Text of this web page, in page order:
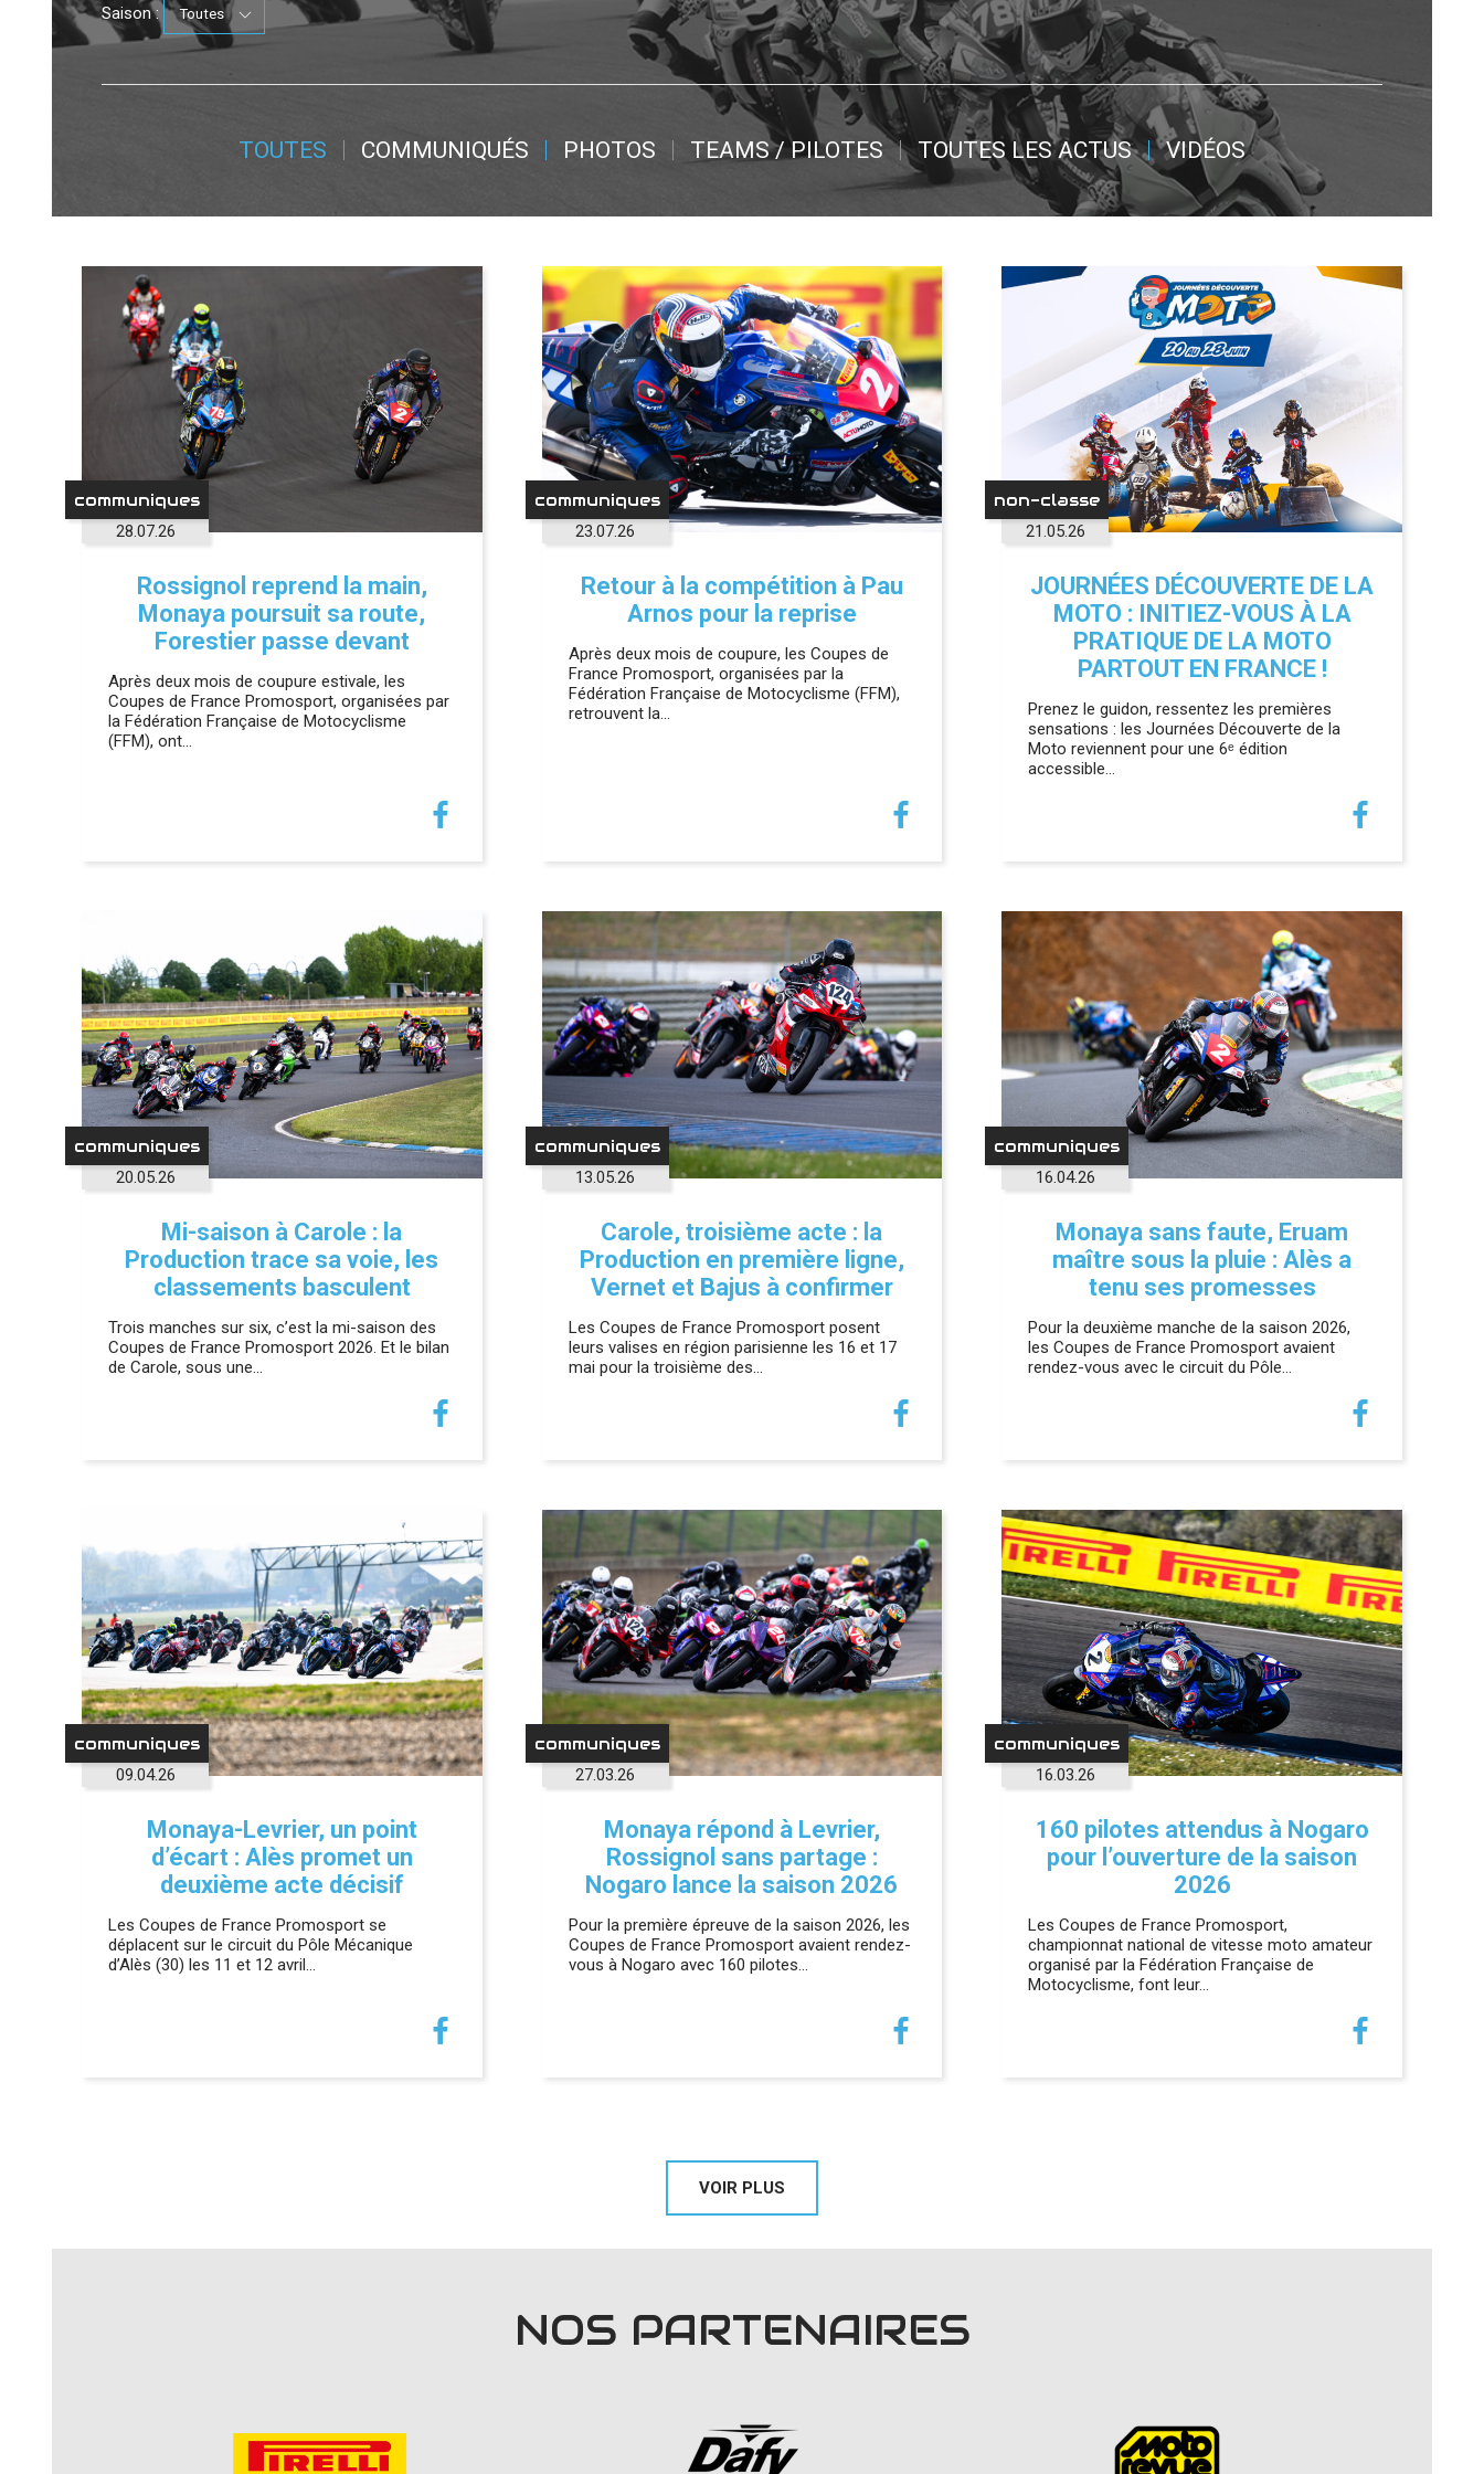
Saison :
TOUTES COMMUNIQUÉS PHOTOS TEAMS / PILOTES TOUTES LES ACTUS VIDÉOS
communiques
28.07.26
Rossignol reprend la main,
Monaya poursuit sa route,
Forestier passe devant
Après deux mois de coupure estivale, les
Coupes de France Promosport, organisées par
la Fédération Française de Motocyclisme
(FFM), ont…
communiques
23.07.26
Retour à la compétition à Pau
Arnos pour la reprise
Après deux mois de coupure, les Coupes de
France Promosport, organisées par la
Fédération Française de Motocyclisme (FFM),
retrouvent la…
non-classe
21.05.26
JOURNÉES DÉCOUVERTE DE LA
MOTO : INITIEZ-VOUS À LA
PRATIQUE DE LA MOTO
PARTOUT EN FRANCE !
Prenez le guidon, ressentez les premières
sensations : les Journées Découverte de la
Moto reviennent pour une 6ᵉ édition
accessible…
communiques
20.05.26
Mi-saison à Carole : la
Production trace sa voie, les
classements basculent
Trois manches sur six, c’est la mi-saison des
Coupes de France Promosport 2026. Et le bilan
de Carole, sous une…
communiques
13.05.26
Carole, troisième acte : la
Production en première ligne,
Vernet et Bajus à confirmer
Les Coupes de France Promosport posent
leurs valises en région parisienne les 16 et 17
mai pour la troisième des…
communiques
16.04.26
Monaya sans faute, Eruam
maître sous la pluie : Alès a
tenu ses promesses
Pour la deuxième manche de la saison 2026,
les Coupes de France Promosport avaient
rendez-vous avec le circuit du Pôle…
communiques
09.04.26
Monaya-Levrier, un point
d’écart : Alès promet un
deuxième acte décisif
Les Coupes de France Promosport se
déplacent sur le circuit du Pôle Mécanique
d’Alès (30) les 11 et 12 avril…
communiques
27.03.26
Monaya répond à Levrier,
Rossignol sans partage :
Nogaro lance la saison 2026
Pour la première épreuve de la saison 2026, les
Coupes de France Promosport avaient rendez-
vous à Nogaro avec 160 pilotes…
communiques
16.03.26
160 pilotes attendus à Nogaro
pour l’ouverture de la saison
2026
Les Coupes de France Promosport,
championnat national de vitesse moto amateur
organisé par la Fédération Française de
Motocyclisme, font leur…
VOIR PLUS
NOS PARTENAIRES